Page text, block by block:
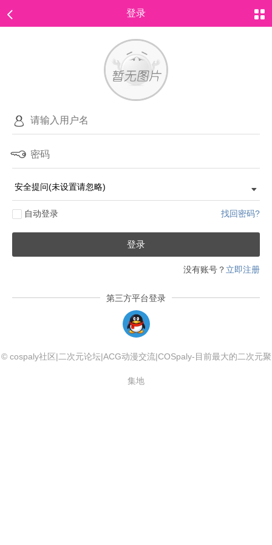
登录
自动登录 找回密码?
登录
没有账号？ 立即注册
第三方平台登录
© cospaly社区|二次元论坛|ACG动漫交流|COSpaly-目前最大的二次元聚
集地